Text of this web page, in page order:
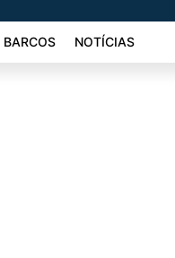
BARCOS NOTÍCIAS